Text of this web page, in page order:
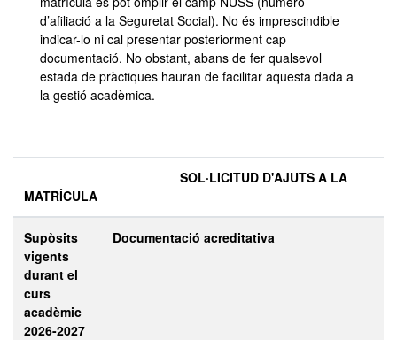
d’afiliació a la Seguretat Social). No és imprescindible
indicar-lo ni cal presentar posteriorment cap
documentació. No obstant, abans de fer qualsevol
estada de pràctiques hauran de facilitar aquesta dada a
la gestió acadèmica.
SOL·LICITUD D'AJUTS A LA
MATRÍCULA
Supòsits
vigents
durant el
curs
acadèmic
2026-2027
Documentació acreditativa